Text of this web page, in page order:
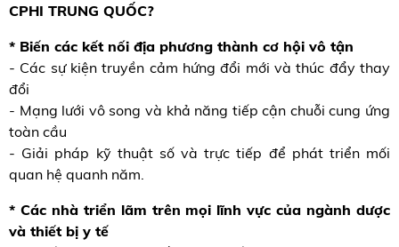
CPHI TRUNG QUỐC?
* Biến các kết nối địa phương thành cơ hội vô tận
- Các sự kiện truyền cảm hứng đổi mới và thúc đẩy thay
đổi
- Mạng lưới vô song và khả năng tiếp cận chuỗi cung ứng
toàn cầu
- Giải pháp kỹ thuật số và trực tiếp để phát triển mối
quan hệ quanh năm.
* Các nhà triển lãm trên mọi lĩnh vực của ngành dược
và thiết bị y tế